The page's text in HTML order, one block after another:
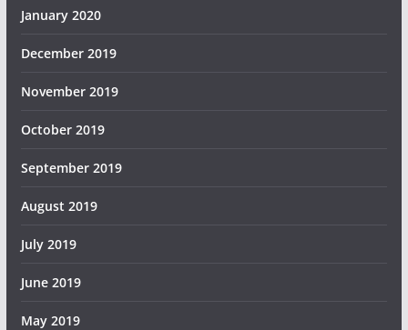
January 2020
December 2019
November 2019
October 2019
September 2019
August 2019
July 2019
June 2019
May 2019